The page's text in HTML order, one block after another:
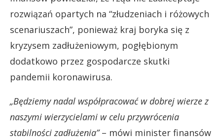
rozwiązań opartych na “złudzeniach i różowych
scenariuszach”, ponieważ kraj boryka się z
kryzysem zadłużeniowym, pogłębionym
dodatkowo przez gospodarcze skutki
pandemii koronawirusa.
„Będziemy nadal współpracować w dobrej wierze z
naszymi wierzycielami w celu przywrócenia
stabilności zadłużenia”– mówi minister finansów